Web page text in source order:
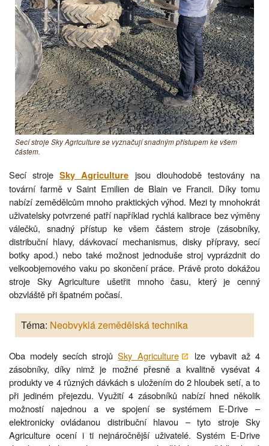
Secí stroje Sky Agriculture se vyznačují snadným přístupem ke všem
částem.
Secí strojeSky Agriculture jsou dlouhodobě testovány na
tovární farmě v Saint Emilien de Blain ve Francii. Díky tomu
nabízí zemědělcům mnoho praktických výhod. Mezi ty mnohokrát
uživatelsky potvrzené patří například rychlá kalibrace bez výměny
válečků, snadný přístup ke všem částem stroje (zásobníky,
distribuční hlavy, dávkovací mechanismus, disky přípravy, secí
botky apod.) nebo také možnost jednoduše stroj vyprázdnit do
velkoobjemového vaku po skončení práce. Právě proto dokážou
stroje Sky Agriculture ušetřit mnoho času, který je cenný
obzvláště při špatném počasí.
Téma: Neobvyklá zemědělská technika
Oba modely secích strojůSky Agriculture
lze vybavit až 4
zásobníky, díky nimž je možné přesně a kvalitně vysévat 4
produkty ve 4 různých dávkách s uložením do 2 hloubek setí, a to
při jediném přejezdu. Využití 4 zásobníků nabízí hned několik
možností najednou a ve spojení se systémem E-Drive –
elektronicky ovládanou distribuční hlavou – tyto stroje Sky
Agriculture ocení i ti nejnáročnější uživatelé. Systém E-Drive